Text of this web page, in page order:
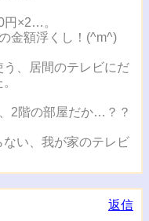
円×2…。
金額浮くし！(^m^)
、居間のテレビにだ
2階の部屋だか…？？
い、我が家のテレビ
返信